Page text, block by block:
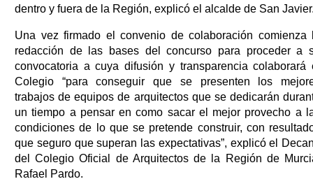
dentro y fuera de la Región, explicó el alcalde de San
Una vez firmado el convenio de colaboración comienza
redacción de las bases del concurso para proceder a
convocatoria a cuya difusión y transparencia colaborará
Colegio “para conseguir que se presenten los
trabajos de equipos de arquitectos que se dedicarán
un tiempo a pensar en como sacar el mejor provecho a
condiciones de lo que se pretende construir, con
que seguro que superan las expectativas”, explicó el
del Colegio Oficial de Arquitectos de la Región de
Rafael Pardo.